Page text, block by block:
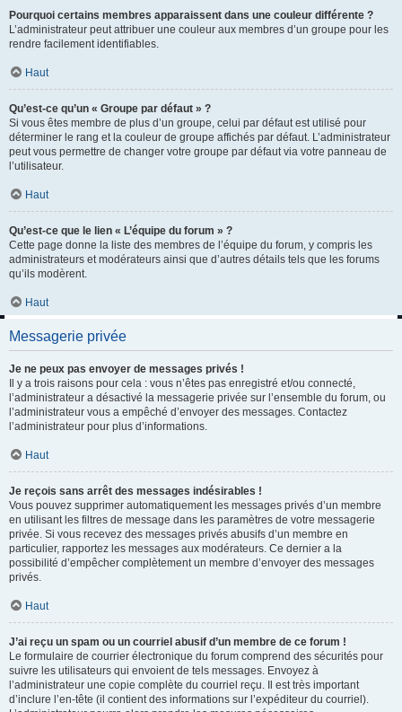
Pourquoi certains membres apparaissent dans une couleur différente ?
L’administrateur peut attribuer une couleur aux membres d’un groupe pour les
rendre facilement identifiables.
Haut
Qu’est-ce qu’un « Groupe par défaut » ?
Si vous êtes membre de plus d’un groupe, celui par défaut est utilisé pour
déterminer le rang et la couleur de groupe affichés par défaut. L’administrateur
peut vous permettre de changer votre groupe par défaut via votre panneau de
l’utilisateur.
Haut
Qu’est-ce que le lien « L’équipe du forum » ?
Cette page donne la liste des membres de l’équipe du forum, y compris les
administrateurs et modérateurs ainsi que d’autres détails tels que les forums
qu’ils modèrent.
Haut
Messagerie privée
Je ne peux pas envoyer de messages privés !
Il y a trois raisons pour cela : vous n’êtes pas enregistré et/ou connecté,
l’administrateur a désactivé la messagerie privée sur l’ensemble du forum, ou
l’administrateur vous a empêché d’envoyer des messages. Contactez
l’administrateur pour plus d’informations.
Haut
Je reçois sans arrêt des messages indésirables !
Vous pouvez supprimer automatiquement les messages privés d’un membre
en utilisant les filtres de message dans les paramètres de votre messagerie
privée. Si vous recevez des messages privés abusifs d’un membre en
particulier, rapportez les messages aux modérateurs. Ce dernier a la
possibilité d’empêcher complètement un membre d’envoyer des messages
privés.
Haut
J’ai reçu un spam ou un courriel abusif d’un membre de ce forum !
Le formulaire de courrier électronique du forum comprend des sécurités pour
suivre les utilisateurs qui envoient de tels messages. Envoyez à
l’administrateur une copie complète du courriel reçu. Il est très important
d’inclure l’en-tête (il contient des informations sur l’expéditeur du courriel).